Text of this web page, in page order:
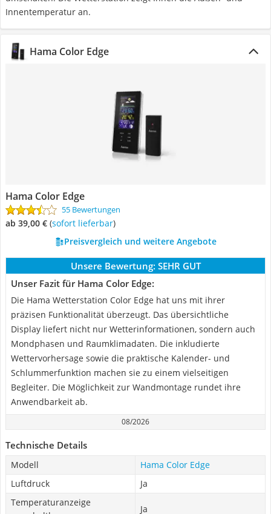
Innentemperatur an.
Hama Color Edge
Hama Color Edge
55 Bewertungen
ab 39,00 € ( Sofort lieferbar)
Preisvergleich und weitere Angebote
Unsere Bewertung: SEHR GUT
Unser Fazit für Hama Color Edge:
Die Hama Wetterstation Color Edge hat uns mit ihrer
präzisen Funktionalität überzeugt. Das übersichtliche
Display liefert nicht nur Wetterinformationen, sondern auch
Mondphasen und Raumklimadaten. Die inkludierte
Wettervorhersage sowie die praktische Kalender- und
Schlummerfunktion machen sie zu einem vielseitigen
Begleiter. Die Möglichkeit zur Wandmontage rundet ihre
Anwendbarkeit ab.
08/2026
Technische Details
Modell
Hama Color Edge
Luftdruck
Ja
Temperaturanzeige
Ja